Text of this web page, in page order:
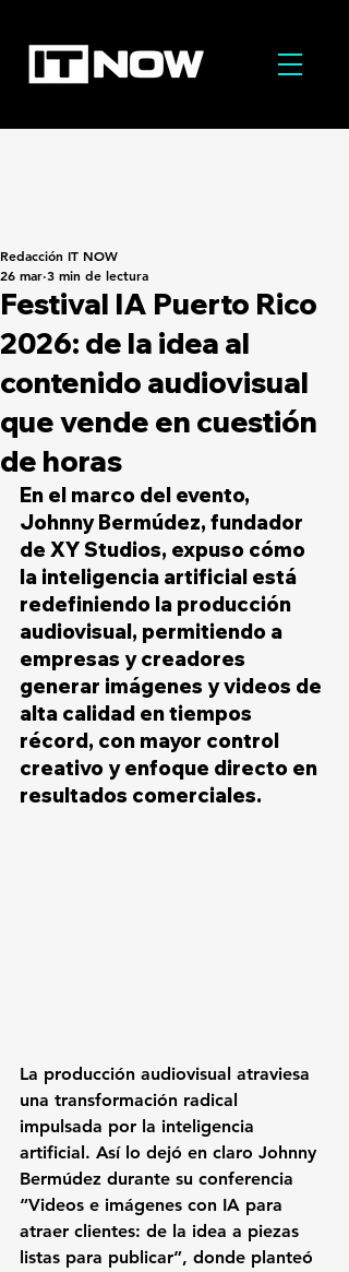
Festival IA Puerto Rico
2026: de la idea al
contenido audiovisual
que vende en cuestión
de horas
Redacción IT NOW
26 mar 3 min de lectura
En el marco del evento,
Johnny Bermúdez, fundador
de XY Studios, expuso cómo
la inteligencia artificial está
redefiniendo la producción
audiovisual, permitiendo a
empresas y creadores
generar imágenes y videos de
alta calidad en tiempos
récord, con mayor control
creativo y enfoque directo en
resultados comerciales.
La producción audiovisual atraviesa
una transformación radical
impulsada por la inteligencia
artificial. Así lo dejó en claro Johnny
Bermúdez durante su conferencia
“Videos e imágenes con IA para
atraer clientes: de la idea a piezas
listas para publicar”, donde planteó